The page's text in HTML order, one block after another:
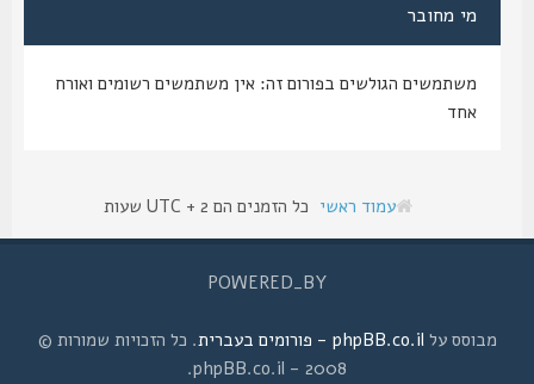
מי מחובר
משתמשים הגולשים בפורום זה: אין משתמשים רשומים ואורח
עמוד ראשי כל הזמנים הם UTC + 2 שעות
POWERED_BY
מבוסס עלphpBB.co.il - פורומים בעברית
. כל הזכויות שמורות ©
2008 - phpBB.co.il.